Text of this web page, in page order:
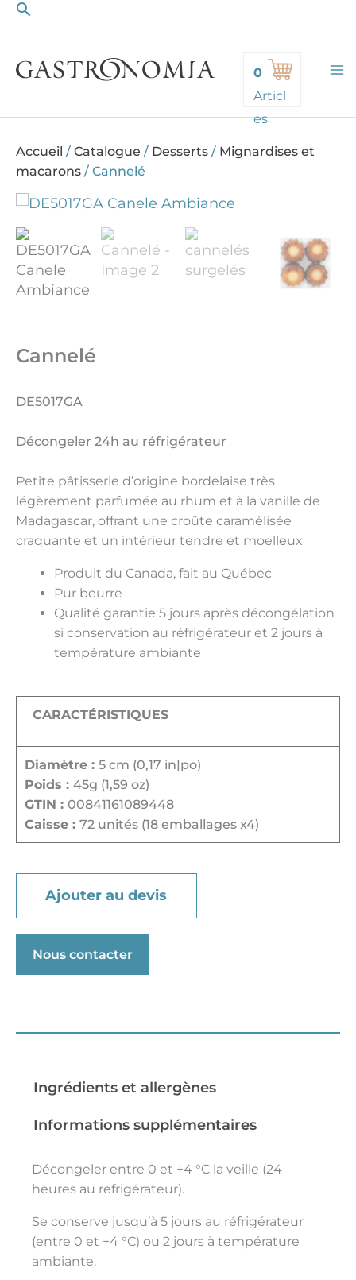
AllerRechercher
0
Articl
es
Accueil / Catalogue / Desserts / Mignardises et
macarons / Cannelé
Cannelé
DE5017GA
Décongeler 24h au réfrigérateur
Petite pâtisserie d’origine bordelaise très
légèrement parfumée au rhum et à la vanille de
Madagascar, offrant une croûte caramélisée
craquante et un intérieur tendre et moelleux
Produit du Canada, fait au Québec
Pur beurre
Qualité garantie 5 jours après décongélation
si conservation au réfrigérateur et 2 jours à
température ambiante
CARACTÉRISTIQUES
Diamètre : 5 cm (0,17 in|po)
Poids : 45g (1,59 oz)
GTIN : 00841161089448
Caisse : 72 unités (18 emballages x4)
Ajouter au devis
Nous contacter
Ingrédients et allergènes
Informations supplémentaires
Décongeler entre 0 et +4 °C la veille (24
heures au refrigérateur).
Se conserve jusqu’à 5 jours au réfrigérateur
(entre 0 et +4 °C) ou 2 jours à température
ambiante.